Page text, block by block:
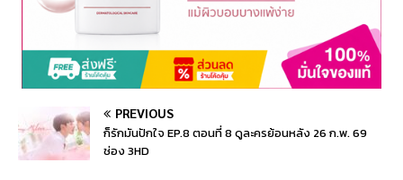
PREVIOUS
ก็รักมันปักใจ EP.8 ตอนที่ 8 ดูละครย้อนหลัง 26 ก.พ. 69
ช่อง 3HD